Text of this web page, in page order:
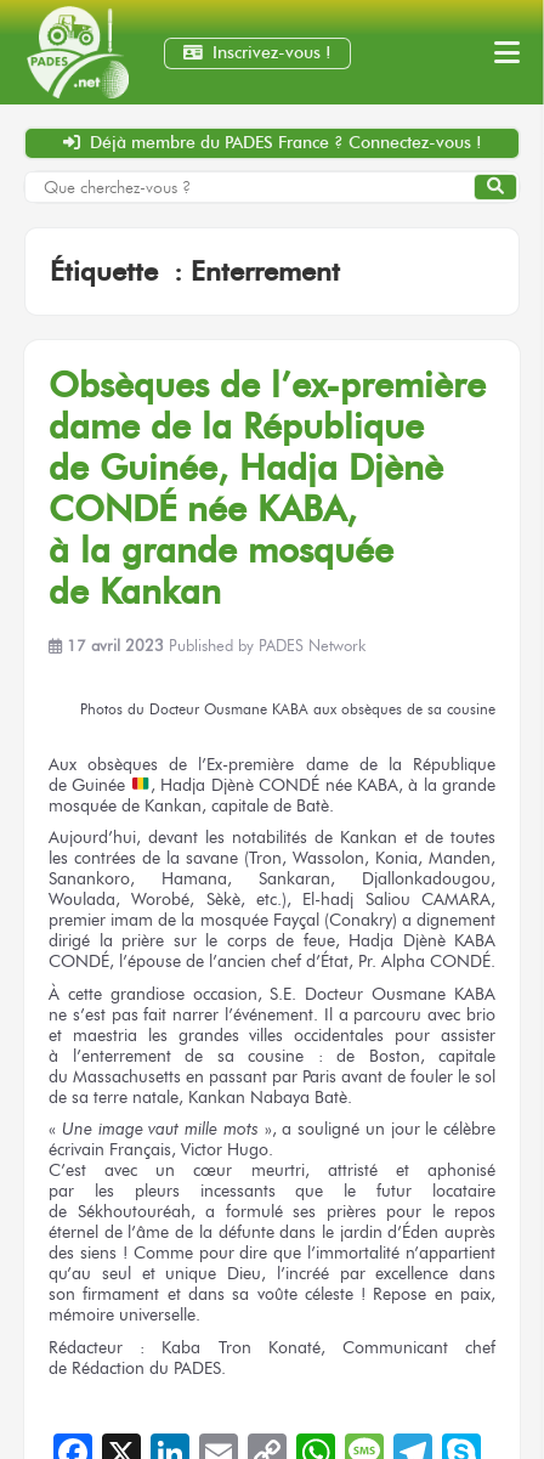
Inscrivez-vous !
Déjà membre du PADES France ? Connectez-vous !
Étiquette : Enterrement
Obsèques de l’ex-première
dame de la République
de Guinée, Hadja Djènè
CONDÉ née KABA,
à la grandemosquée
de Kankan
17 avril 2023 Published by PADES Network
Photos du Docteur Ousmane KABA aux obsèques de sa cousine
Aux obsèques de l’Ex-première dame de la République
de Guinée
, Hadja Djènè CONDÉ née KABA, à la grande
mosquée de Kankan, capitale de Batè.
Aujourd’hui, devant les notabilités de Kankan et de toutes
les contrées de la savane (Tron, Wassolon, Konia, Manden,
Sanankoro, Hamana, Sankaran, Djallonkadougou,
Woulada, Worobé, Sèkè, etc.), El-hadj Saliou CAMARA,
premier imamde la mosquéeFayçal (Conakry) a dignement
dirigé
la prière sur le corps de feue, Hadja Djènè KABA
CONDÉ, l’épouse de l’ancien chef d’État, Pr. Alpha CONDÉ.
À cette grandiose occasion,S.E. Docteur Ousmane KABA
ne s’est pas fait narrer l’événement. Il a parcouruavec brio
et maestria
les grandes villes occidentales pour assister
à l’enterrement
de sa cousine : de Boston, capitale
du Massachusetts en passant par Paris avant de fouler le sol
de sa terre natale, Kankan Nabaya Batè.
« Une imagevaut mille mots »,a souligné un jour le célèbre
écrivain Français, Victor Hugo.
C’est avec un cœur meurtri, attristé et aphonisé
par les pleurs incessantsque le futur locataire
de Sékhoutouréah, a formulé ses prières pour le repos
éternel de l’âme de la défuntedans le jardin d’Éden auprès
des siens ! Comme pour direque l’immortalité n’appartient
qu’au seul
et unique Dieu, l’incréé par excellence dans
son firmament et dans sa voûte céleste ! Repose en paix,
mémoire universelle.
Rédacteur : Kaba Tron Konaté, Communicant chef
de Rédaction du PADES.